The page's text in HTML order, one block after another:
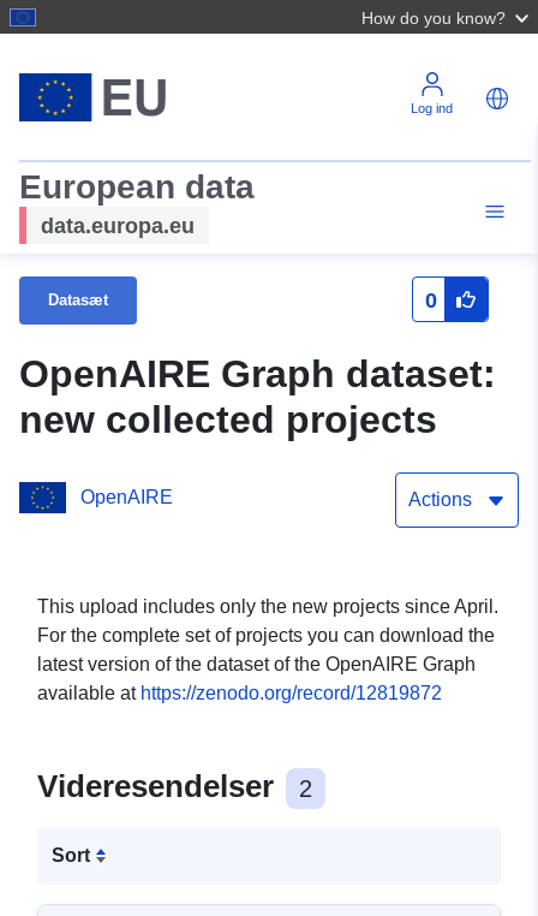
How do you know?
Log ind
European data
data.europa.eu
Datasæt 0
OpenAIRE Graph dataset:
new collected projects
OpenAIRE Actions
This upload includes only the new projects since April.
For the complete set of projects you can download the
latest version of the dataset of the OpenAIRE Graph
available at https://zenodo.org/record/12819872
Videresendelser 2
Sort